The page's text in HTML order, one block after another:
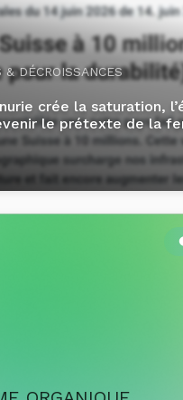
& DÉCROISSANCES
crée la saturation,
le prétexte de la